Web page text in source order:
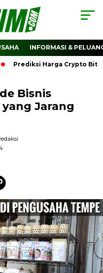
INFORMASI &
Harga Crypto Bitcoin:
Bisnis
Jarang